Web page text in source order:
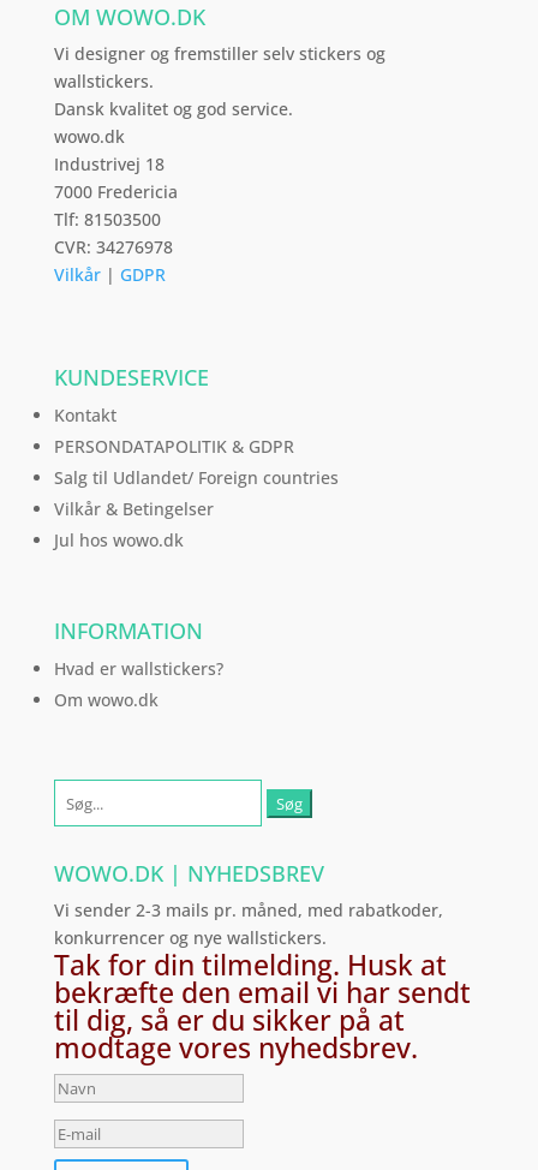
varesiden
OM WOWO.DK
Vi designer og fremstiller selv stickers og
wallstickers.
Dansk kvalitet og god service.
wowo.dk
Industrivej 18
7000 Fredericia
Tlf: 81503500
CVR: 34276978
Vilkår| GDPR
KUNDESERVICE
Kontakt
PERSONDATAPOLITIK & GDPR
Salg til Udlandet/ Foreign countries
Vilkår & Betingelser
Jul hos wowo.dk
INFORMATION
Hvad er wallstickers?
Om wowo.dk
efter:
WOWO.DK | NYHEDSBREV
Vi sender 2-3 mails pr. måned, med rabatkoder,
konkurrencer og nye wallstickers.
Tak for din tilmelding. Husk at
bekræfte den email vi har sendt
til dig, så er du sikker på at
modtage vores nyhedsbrev.